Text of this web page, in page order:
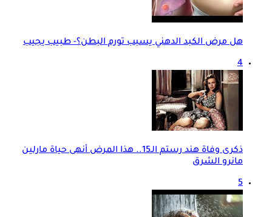
هل مرض الكبد الدهني يسبب تورم البطن؟- طبيب يجيب
4
ذكرى وفاة هند رستم الـ15.. هذا المرض أنهى حياة مارلين
مانرو الشرق
5